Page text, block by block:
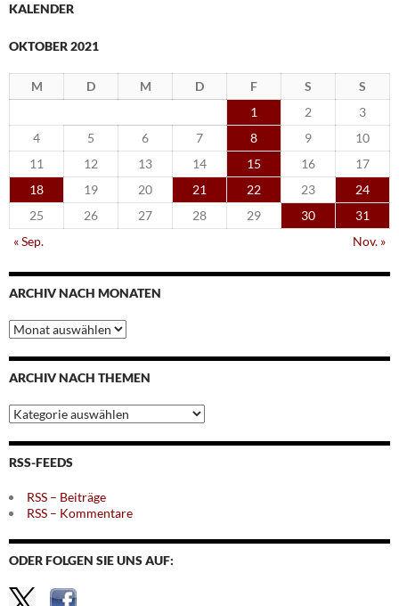
KALENDER
OKTOBER 2021
M D M D F S
S
1
2
3
4
5 6 7 8 9
10
11
12 13 14 15 16
17
18
19 20 21 22 23
24
25
26 27 28 29 30
31
« Sep.
Nov. »
ARCHIV NACH MONATEN
Archiv
nach
Monaten
ARCHIV NACH THEMEN
Archiv
nach
Themen
RSS-FEEDS
RSS – Beiträge
RSS – Kommentare
ODER FOLGEN SIE UNS AUF: